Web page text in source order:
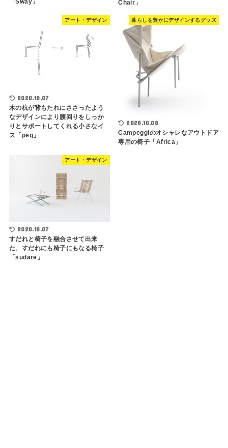
Chair」
アート・デザイン
2020.10.07
木の杭が背もたれにささったよう
なデザインにより腰回りをしっか
りとサポートしてくれる小さなイ
ス「peg」
暮らしを豊かにデザインするグッズ
2020.10.08
Campeggiのオシャレなアウトドア
専用の椅子「Africa」
アート・デザイン
2020.10.07
すだれと椅子を融合させて出来
た、すだれにも椅子にもなる椅子
「sudare」